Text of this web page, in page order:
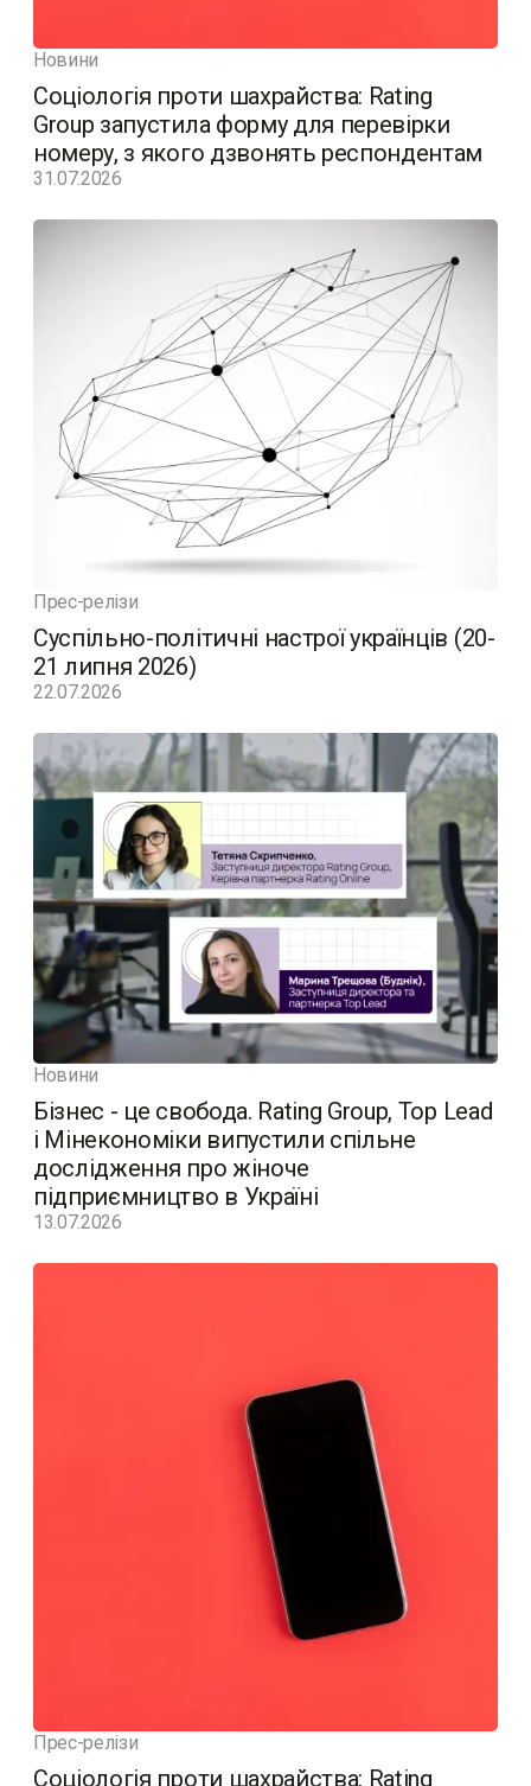
Новини
Соціологія проти шахрайства: Rating
Group запустила форму для перевірки
номеру, з якого дзвонять респондентам
31.07.2026
Прес-релізи
Суспільно-політичні настрої українців (20-
21 липня 2026)
22.07.2026
Новини
Бізнес - це свобода. Rating Group, Top Lead
і Мінекономіки випустили спільне
дослідження про жіноче
підприємництво в Україні
13.07.2026
Прес-релізи
Соціологія проти шахрайства: Rating